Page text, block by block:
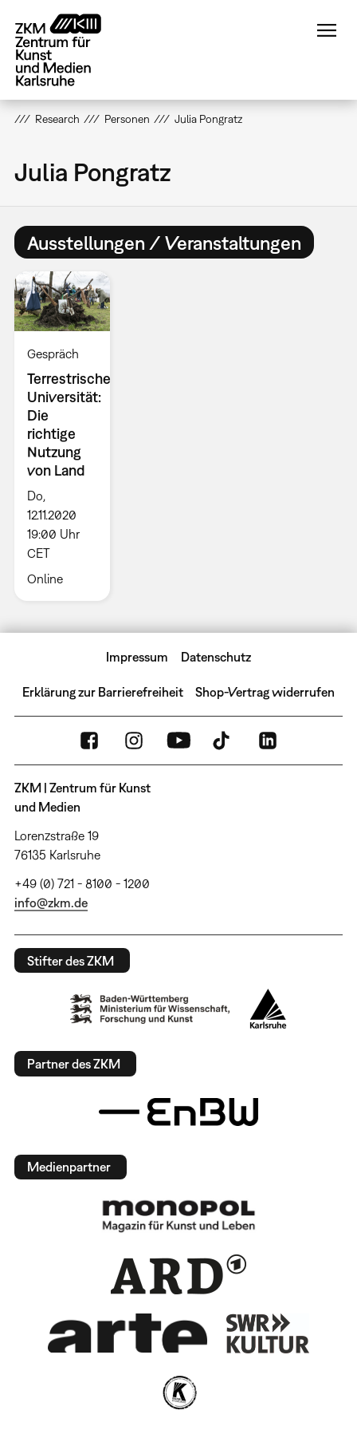
zum
Inhalt
Research Personen Julia Pongratz
Julia Pongratz
Ausstellungen / Veranstaltungen
Gespräch
Terrestrische
Universität:
Die
richtige
Nutzung
von Land
Do,
12.11.2020
19:00 Uhr
CET
Online
Impressum Datenschutz
Erklärung zur Barrierefreiheit Shop-Vertrag widerrufen
ZKM | Zentrum für Kunst
und Medien
Lorenzstraße 19
76135 Karlsruhe
+49 (0) 721 - 8100 - 1200
info@zkm.de
Stifter des ZKM
Partner des ZKM
Medienpartner